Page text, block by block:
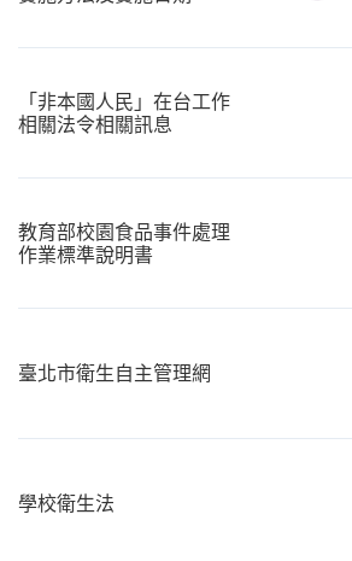
「非本國人民」在台工作
相關法令相關訊息
教育部校園食品事件處理
作業標準說明書
臺北市衛生自主管理網
學校衛生法